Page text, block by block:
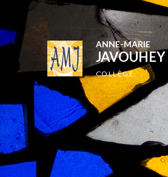
ANNE-MARIE
JAVOUHEY
COLLÈGE